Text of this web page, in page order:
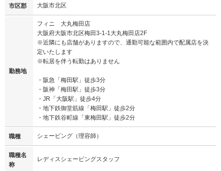
市区郡 大阪市北区
勤務地
フィニ 大丸梅田店
大阪府大阪市北区梅田3-1-1大丸梅田店2F
※近隣にも店舗がありますので、通勤可能な範囲内で配属店を決
定いたします
※転居を伴う転勤はありません
・阪急「梅田駅」徒歩3分
・阪神「梅田駅」徒歩3分
・JR「大阪駅」徒歩4分
・地下鉄御堂筋線「梅田駅」徒歩2分
・地下鉄谷町線「東梅田駅」徒歩2分
職種 シェービング（理容師）
職種名
称
レディスシェービングスタッフ